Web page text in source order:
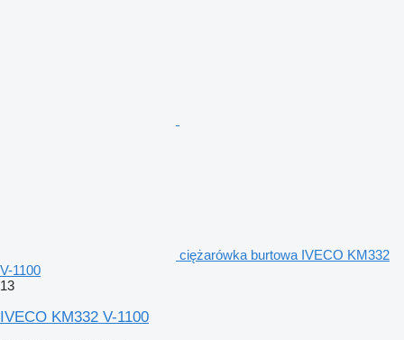
ciężarówka burtowa IVECO KM332
V-1100
13
IVECO KM332 V-1100